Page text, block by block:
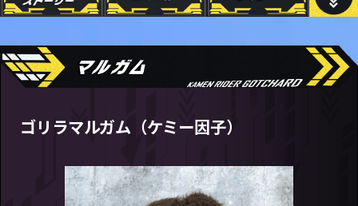
ゴリラマルガム（ケミー因子）